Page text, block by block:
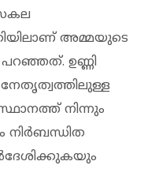
അമ്മയുടെ
ഉണ്ണി
നേതൃത്വത്തിലുള്ള
സ്ഥാനത്ത് നിന്നും
നിർബന്ധിത